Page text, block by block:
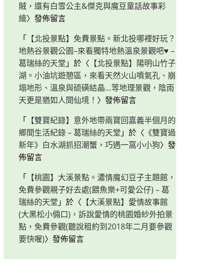
賊，還有白雪公主&傑克與魔豆童話故事彩
繪〉發佈留言
「 【北投景點】免費景點。新北投哪裡好玩？
地熱谷景觀公園–來看獨特地熱溫泉景觀吧♥ –
葛瑞絲的天堂 」於〈 【北投景點】陽明山竹子
湖。小油坑遊憩區，來看天然火山噴氣孔、崩
塌地形、溫泉與硫磺結晶…等地理景觀，陰雨
天更是猶如人間仙境！ 〉發佈留言
「 【雙寶紀錄】意外地帶兩寶回嘉義半個月的
鄉間生活紀錄 – 葛瑞絲的天堂 」於〈 《雙寶過
新年》白水湖抓招潮蟹，巧遇一窩小小狗〉發
佈留言
「 【桃園】大溪景點。濃情魔幻豆子主題館，
免費參觀親子好去處(餵魚樂+可愛公仔) – 葛
瑞絲的天堂 」於〈 【大溪景點】愛情故事館
(大黑松小倆口)，訴說愛情的桃園婚紗外拍景
點，免費參觀(聽說租約到2018年二月要參觀
要快喔)〉發佈留言